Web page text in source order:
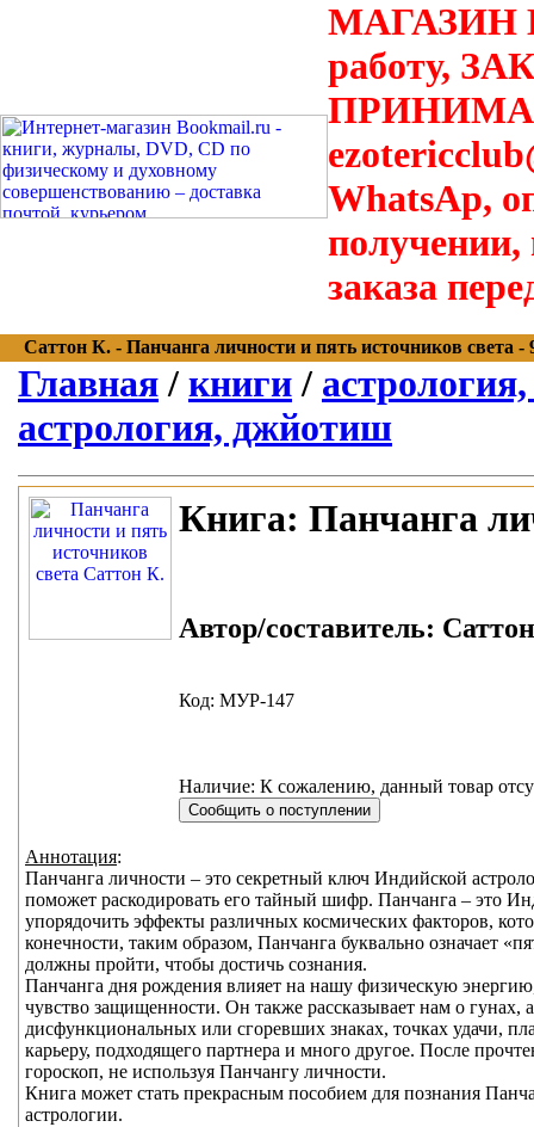
МАГАЗИН
работу,
WhatsAp,
получении,
заказа
Саттон К. - Панчанга личности и пять источников света -
Главная / книги /
астрология, джйотиш
Книга: Панчанга
Автор/составитель:
Код: МУР-147
Наличие: К сожалению, данный товар
Аннотация:
Панчанга личности – это секретный ключ Индийской
поможет раскодировать его тайный шифр. Панчанга – это
упорядочить эффекты различных космических факторов,
конечности, таким образом, Панчанга буквально означает
должны пройти, чтобы достичь сознания.
Панчанга дня рождения влияет на нашу физическую
чувство защищенности. Он также рассказывает нам о
дисфункциональных или сгоревших знаках, точках удачи,
карьеру, подходящего партнера и много другое. После
гороскоп, не используя Панчангу личности.
Книга может стать прекрасным пособием для познания
астрологии.